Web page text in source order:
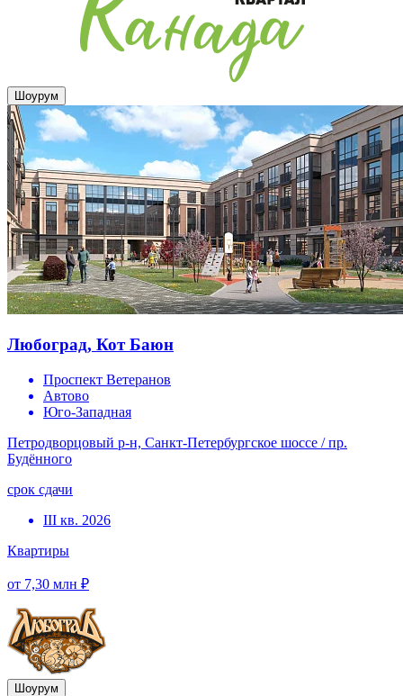
Шоурум
Любоград, Кот Баюн
Проспект Ветеранов
Автово
Юго-Западная
Петродворцовый р-н, Санкт-Петербургское шоссе / пр.
Будённого
срок сдачи
III кв. 2026
Квартиры
от 7,30 млн ₽
Шоурум